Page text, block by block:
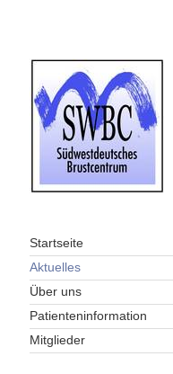
Startseite
Aktuelles
Über uns
Patienteninformation
Mitglieder